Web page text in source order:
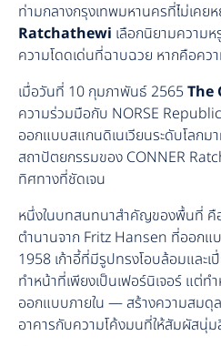
ท่ามกลางกรุงเทพมหานครที่ไม่เคย
Ratchathewi เลือกนิยามความ
ความโดดเด่นที่ฉาบฉวย หากคือคว
เมื่อวันที่ 10 กุมภาพันธ์ 2565The
ความร่วมมือกับ NORSE
ออกแบบสแกนดิเนเวียนระดับโลกม
สถาปัตยกรรมของ CONNER
ทิศทางที่ชัดเจน
หนึ่งในบทสนทนาสำคัญของพื้นที่ คื
ตำนานจาก Fritz Hansen ที่ออกแ
1958 เก้าอี้ที่มีรูปทรงโอบล้อมและ
ทำหน้าที่เพียงเป็นเฟอร์นิเจอร์ แต่ท
ออกแบบภายใน — สร้างความสมดุ
อาคารกับความโค้งมนที่ให้สัมผัสนุ่